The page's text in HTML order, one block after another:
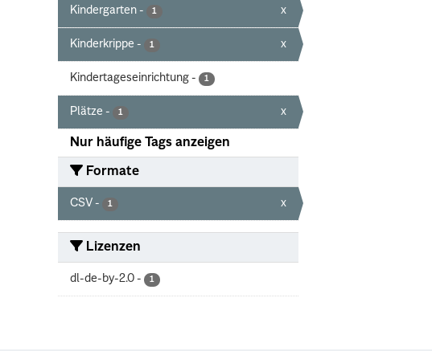
Kindergarten - 1 x
Kinderkrippe - 1 x
Kindertageseinrichtung - 1
Plätze - 1 x
Nur häufige Tags anzeigen
Formate
CSV - 1 x
Lizenzen
dl-de-by-2.0 - 1